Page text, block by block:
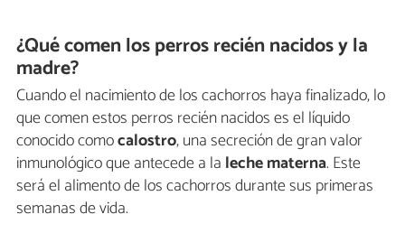
¿Qué comen los perros recién nacidos y la
madre?
Cuando el nacimiento de los cachorros haya finalizado, lo
que comen estos perros recién nacidos es el líquido
conocido comocalostro, una secreción de gran valor
inmunológico que antecede a la leche materna. Este
será el alimento de los cachorros durante sus primeras
semanas de vida.